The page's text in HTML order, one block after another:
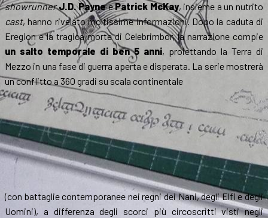
showrunnerJ.D. PayneePatrick McKay, insieme a un nutrito
cast, hanno rivelato moltissime informazioni. Dopo la caduta di
Eregion e la tragica morte di Celebrimbor, la narrazione compie
un salto temporale di ben 5 anni, proiettando la Terra di
Mezzo in una fase di guerra aperta e disperata. La serie mostrerà
un conflitto a 360 gradi su scala continentale
(con battaglie contemporanee nei regni dei Nani, degli Elfi e degli
Uomini), a differenza degli scorci più circoscritti visti negli